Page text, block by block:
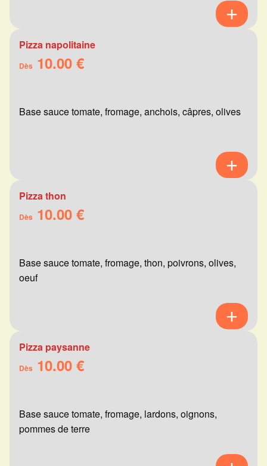
Pizza napolitaine
Dès 10.00 €
Base sauce tomate, fromage, anchois, câpres, olives
Pizza thon
Dès 10.00 €
Base sauce tomate, fromage, thon, poivrons, olives,
oeuf
Pizza paysanne
Dès 10.00 €
Base sauce tomate, fromage, lardons, oignons,
pommes de terre